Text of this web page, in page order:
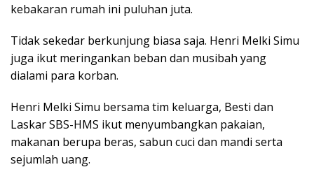
kebakaran rumah ini puluhan juta.
Tidak sekedar berkunjung biasa saja. Henri Melki Simu
juga ikut meringankan beban dan musibah yang
dialami para korban.
Henri Melki Simu bersama tim keluarga, Besti dan
Laskar SBS-HMS ikut menyumbangkan pakaian,
makanan berupa beras, sabun cuci dan mandi serta
sejumlah uang.